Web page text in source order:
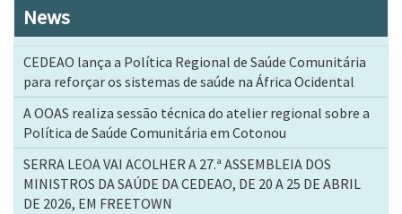
News
CEDEAO lança a Política Regional de Saúde Comunitária
para reforçar os sistemas de saúde na África Ocidental
A OOAS realiza sessão técnica do atelier regional sobre a
Política de Saúde Comunitária em Cotonou
SERRA LEOA VAI ACOLHER A 27.ª ASSEMBLEIA DOS
MINISTROS DA SAÚDE DA CEDEAO, DE 20 A 25 DE ABRIL
DE 2026, EM FREETOWN